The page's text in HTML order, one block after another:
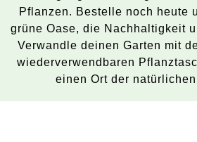
Pflanzen. Bestelle noch heute
grüne Oase, die Nachhaltigkeit
Verwandle deinen Garten mit
wiederverwendbaren
einen Ort der